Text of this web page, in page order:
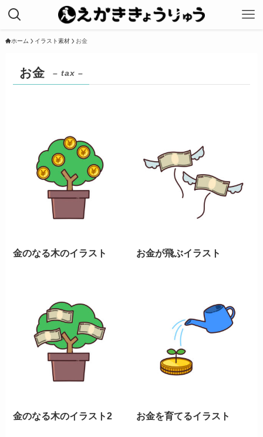
ホーム イラスト素材 お金
お金 – tax –
金のなる木のイラスト お金が飛ぶイラスト
金のなる木のイラスト2 お金を育てるイラスト